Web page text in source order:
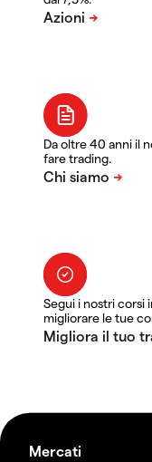
Da oltre 40 anni il
fare trading.
Segui i nostri corsi
migliorare le tue
Mercati